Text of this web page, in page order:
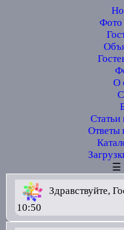
Фото
О
Ответы
☰
Здравствуйте,
10:50